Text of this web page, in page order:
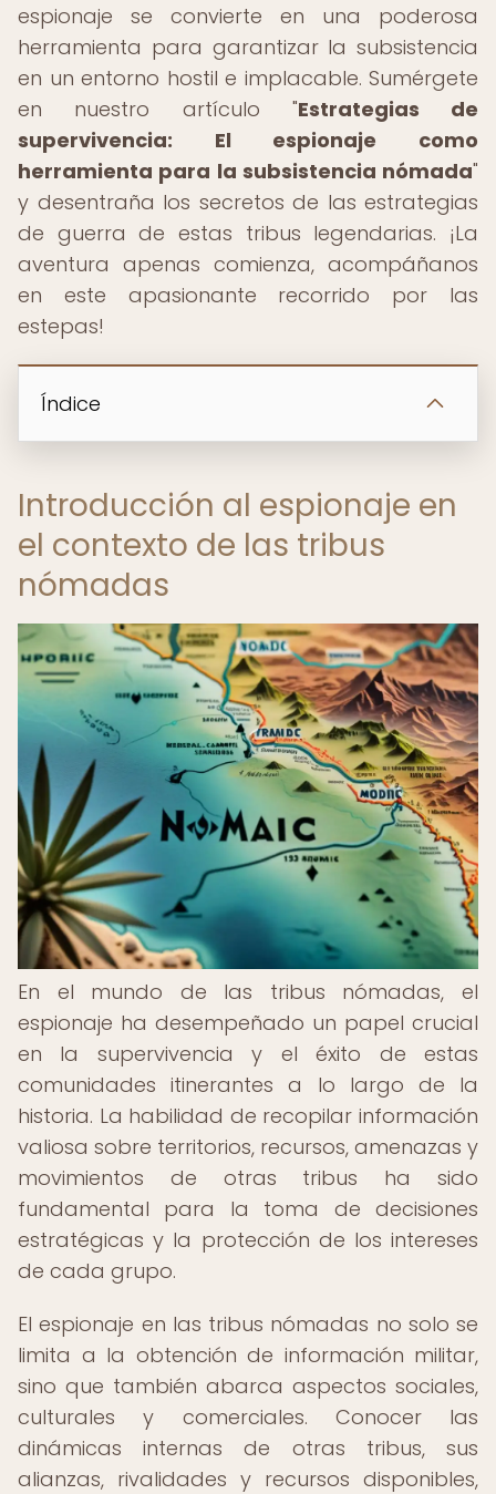
espionaje se convierte en una poderosa
herramienta para garantizar la subsistencia
en un entorno hostil e implacable. Sumérgete
en nuestro artículo "Estrategias de
supervivencia: El espionaje como
herramienta para la subsistencia nómada"
y desentraña los secretos de las estrategias
de guerra de estas tribus legendarias. ¡La
aventura apenas comienza, acompáñanos
en este apasionante recorrido por las
estepas!
Índice
Introducción al espionaje en
el contexto de las tribus
nómadas
En el mundo de las tribus nómadas, el
espionaje ha desempeñado un papel crucial
en la supervivencia y el éxito de estas
comunidades itinerantes a lo largo de la
historia. La habilidad de recopilar información
valiosa sobre territorios, recursos, amenazas y
movimientos de otras tribus ha sido
fundamental para la toma de decisiones
estratégicas y la protección de los intereses
de cada grupo.
El espionaje en las tribus nómadas no solo se
limita a la obtención de información militar,
sino que también abarca aspectos sociales,
culturales y comerciales. Conocer las
dinámicas internas de otras tribus, sus
alianzas, rivalidades y recursos disponibles,